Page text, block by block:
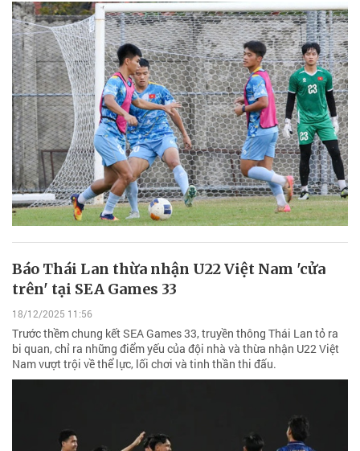
Báo Thái Lan thừa nhận U22 Việt Nam 'cửa
trên' tại SEA Games 33
18/12/2025 11:56
Trước thềm chung kết SEA Games 33, truyền thông Thái Lan tỏ ra
bi quan, chỉ ra những điểm yếu của đội nhà và thừa nhận U22 Việt
Nam vượt trội về thể lực, lối chơi và tinh thần thi đấu.